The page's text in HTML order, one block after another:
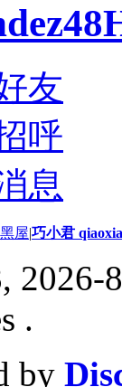
友
呼
息
屋|巧小君
2026-
.
by